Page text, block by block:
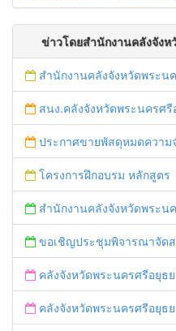
ข่าวโดยสำนักงานคลังจัง
สำนักงานคลังจังหวัดพระนครศรีอยุธยา จัดโครงการฝึกอบรมเชิงปฏิบัติการ "การจัดซื้อจัดจ้างด้วยวิธีตลาดอิเล็กทรอนิกส์ (e-market)และวิธีประกวดราคาอิเล็
สนง.คลังจังหวัดพระนครศรีอยุธยา เชิญร่วมทำบุญตักบาตร วันศุกร์ที่ 12 กันยายน 2557 ณ บริเ
ประกาศขายพัสดุหมดความจำเป็นในการใช้งานขอ
โครงการฝึกอบรม หลักสูตร
สำนักงานคลังจังหวัดพระนครศรีอยุธยา จัดประชุมคณะกรรมการพิจ
ขอเชิญประชุมพิจารณาจัดสรรเงินรางวัลป
คลังจังหวัดพระนครศรีอยุธยา พร้อมด้วยข้าราชการสำนักงานคลังจังหวัดพระนครศรีอยุธยา ร่วมพิธีเฉลิมพระเกียรติสมเด็จพระนา
คลังจังหวัดพระนครศรีอยุธยาและเจ้าหน้าที่พร้อมด้วยคลังเขต ๑ เข้